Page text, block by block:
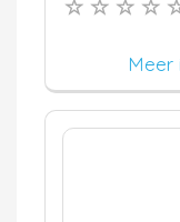
Meer